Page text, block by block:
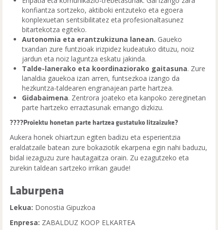
konfiantza sortzeko, aktiboki entzuteko eta egoera
konplexuetan sentsibilitatez eta profesionaltasunez
bitartekotza egiteko.
Autonomia eta erantzukizuna lanean. Gaueko
txandan zure funtzioak irizpidez kudeatuko dituzu, noiz
jardun eta noiz laguntza eskatu jakinda.
Talde-lanerako eta koordinaziorako gaitasuna. Zure
lanaldia gauekoa izan arren, funtsezkoa izango da
hezkuntza-taldearen engranajean parte hartzea.
Gidabaimena. Zentrora joateko eta kanpoko zereginetan
parte hartzeko erraztasunak emango dizkizu.
????Proiektu honetan parte hartzea gustatuko litzaizuke?
Aukera honek ohiartzun egiten badizu eta esperientzia
eraldatzaile batean zure bokaziotik ekarpena egin nahi baduzu,
bidal iezaguzu zure hautagaitza orain. Zu ezagutzeko eta
zurekin taldean sartzeko irrikan gaude!
Laburpena
Lekua: Donostia Gipuzkoa
Enpresa: ZABALDUZ KOOP ELKARTEA